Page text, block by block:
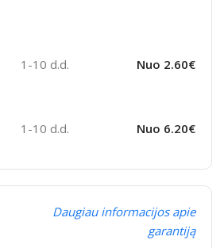
1-10 d.d. Nuo 2.60€
1-10 d.d. Nuo 6.20€
Daugiau informacijos apie
garantiją